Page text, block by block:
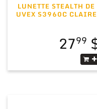
LUNETTE STEALTH DE
UVEX S3960C CLAIRE
2799